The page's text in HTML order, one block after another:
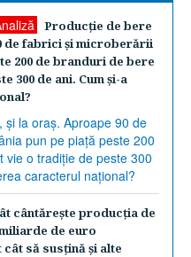
Producţie de bere
de fabrici şi microberării
200 de branduri de bere
300 de ani. Cum şi-a
cântăreşte producţia de
de euro
să susţină şi alte